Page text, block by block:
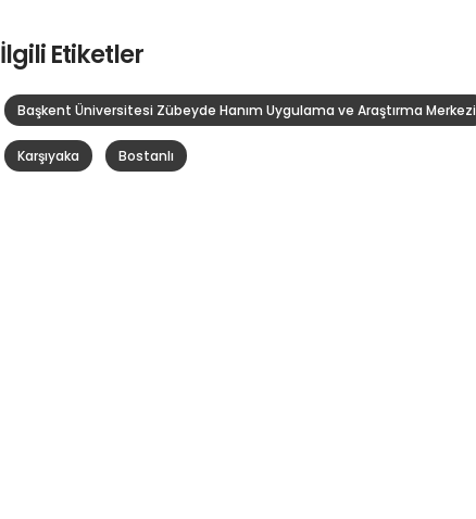
İlgili Etiketler
Başkent Üniversitesi Zübeyde Hanım Uygulama ve Araştırma Merkezi
Karşıyaka Bostanlı